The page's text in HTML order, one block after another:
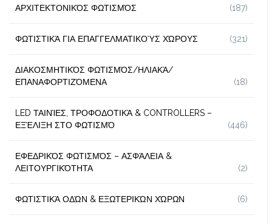
ΑΡΧΙΤΕΚΤΟΝΙΚΌΣ ΦΩΤΙΣΜΌΣ (187)
ΦΩΤΙΣΤΙΚΆ ΓΙΑ ΕΠΑΓΓΕΛΜΑΤΙΚΟΎΣ ΧΏΡΟΥΣ (321)
ΔΙΑΚΟΣΜΗΤΙΚΌΣ ΦΩΤΙΣΜΌΣ/ΗΛΙΑΚΆ/
ΕΠΑΝΑΦΟΡΤΙΖΌΜΕΝΑ
(18)
LED ΤΑΙΝΊΕΣ, ΤΡΟΦΟΔΟΤΙΚΆ & CONTROLLERS –
ΕΞΈΛΙΞΗ ΣΤΟ ΦΩΤΙΣΜΌ
(446)
ΕΦΕΔΡΙΚΌΣ ΦΩΤΙΣΜΌΣ – ΑΣΦΆΛΕΙΑ &
ΛΕΙΤΟΥΡΓΙΚΌΤΗΤΑ
(2)
ΦΩΤΙΣΤΙΚΆ ΟΔΏΝ & ΕΞΩΤΕΡΙΚΏΝ ΧΏΡΩΝ (6)